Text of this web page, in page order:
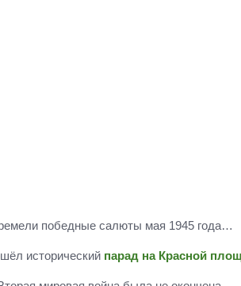
победные салюты мая 1945 года…
исторический парад на Красной